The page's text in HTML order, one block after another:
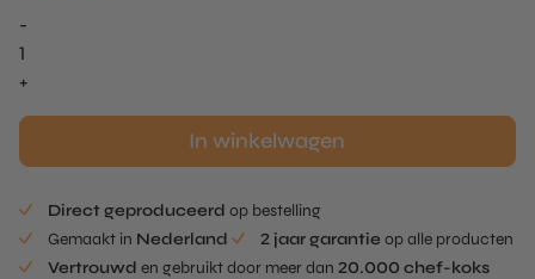
-
Bloma
Tuille
+
In winkelwagen
Direct geproduceerd op bestelling
Gemaakt in Nederland 2 jaar garantie op alle producten
Vertrouwd en gebruikt door meer dan 20.000 chef-koks